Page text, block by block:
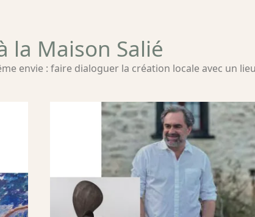
la Maison Salié
envie : faire dialoguer la création locale avec un